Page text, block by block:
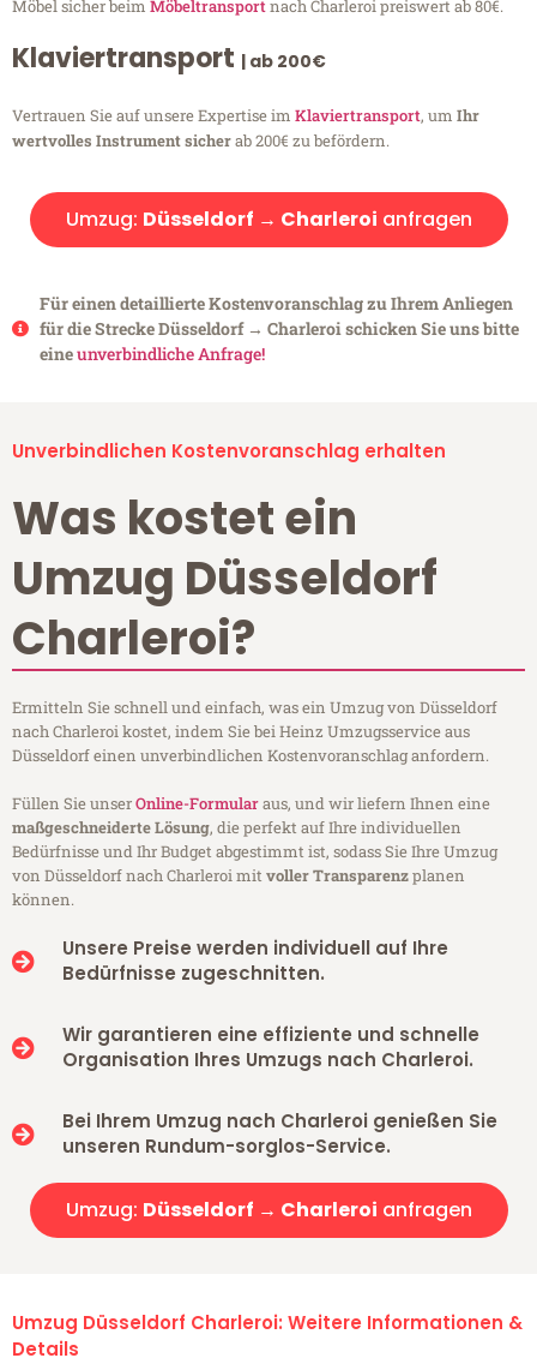
Möbel sicher beim Möbeltransportnach Charleroi preiswert ab 80€.
Klaviertransport | ab 200€
Vertrauen Sie auf unsere Expertise im Klaviertransport, um Ihr
wertvolles Instrument sicherab 200€ zu befördern.
Umzug: Düsseldorf → Charleroi anfragen
Für einen detaillierte Kostenvoranschlag zu Ihrem Anliegen
für die Strecke Düsseldorf → Charleroi schicken Sie uns bitte
eineunverbindliche Anfrage!
Unverbindlichen Kostenvoranschlag erhalten
Was kostet ein
Umzug Düsseldorf
Charleroi?
Ermitteln Sie schnell und einfach, was ein Umzug von Düsseldorf
nach Charleroi kostet, indem Sie bei Heinz Umzugsservice aus
Düsseldorf einen unverbindlichen Kostenvoranschlag anfordern.
Füllen Sie unserOnline-Formularaus, und wir liefern Ihnen eine
maßgeschneiderte Lösung, die perfekt auf Ihre individuellen
Bedürfnisse und Ihr Budget abgestimmt ist, sodass Sie Ihre Umzug
von Düsseldorf nach Charleroi mitvoller Transparenzplanen
können.
Unsere Preise werden individuell auf Ihre
Bedürfnisse zugeschnitten.
Wir garantieren eine effiziente und schnelle
Organisation Ihres Umzugs nach Charleroi.
Bei Ihrem Umzug nach Charleroi genießen Sie
unseren Rundum-sorglos-Service.
Umzug: Düsseldorf → Charleroi anfragen
Umzug Düsseldorf Charleroi: Weitere Informationen &
Details